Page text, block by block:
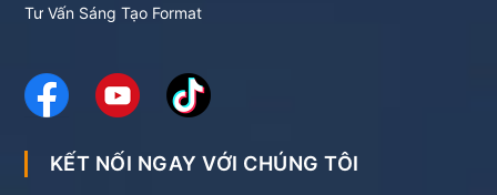
Tư Vấn Sáng Tạo Format
KẾT NỐI NGAY VỚI CHÚNG TÔI